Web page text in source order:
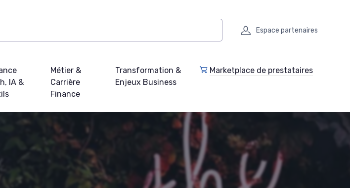
Espace partenaires
IA &
Métier &
Carrière
Finance
Transformation &
Enjeux Business
Marketplace de prestataires